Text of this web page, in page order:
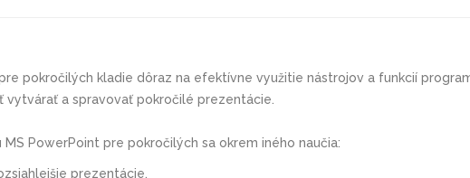
pokročilých kladie dôraz na efektívne využitie nástrojov a funkcií
vytvárať a spravovať pokročilé prezentácie.
MS PowerPoint pre pokročilých sa okrem iného naučia:
prezentácie,